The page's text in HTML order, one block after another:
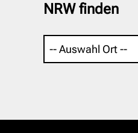
NRW finden